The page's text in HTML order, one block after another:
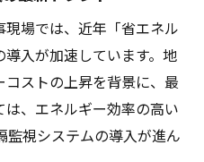
場では、近年「省エネル
入が加速しています。地
ストの上昇を背景に、最
、エネルギー効率の高い
監視システムの導入が進ん